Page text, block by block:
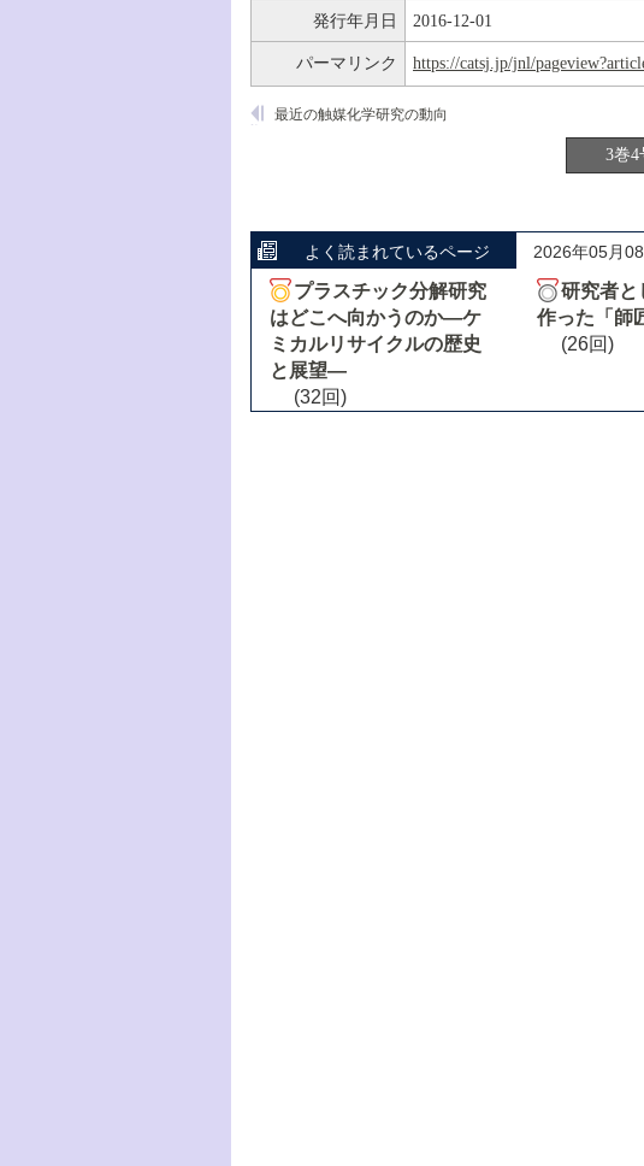
発行年月日 2016-12-01
パーマリンク https://catsj.jp/jnl/
最近の触媒化学研究の動向
3巻4
よく読まれているページ 2026年05月
プラスチック分解研究
はどこへ向かうのか―ケ
ミカルリサイクルの歴史
と展望―
(32回)
研究者と
作った「師
(26回)